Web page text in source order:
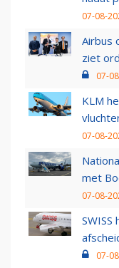
07-08-
Airbus
ziet
07-
KLM
07-08-
met
07-08-
07-